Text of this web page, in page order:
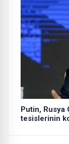
Putin, Rusya
tesislerinin